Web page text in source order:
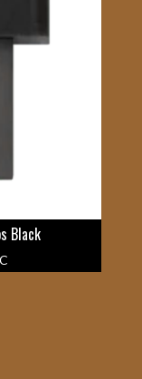
Black